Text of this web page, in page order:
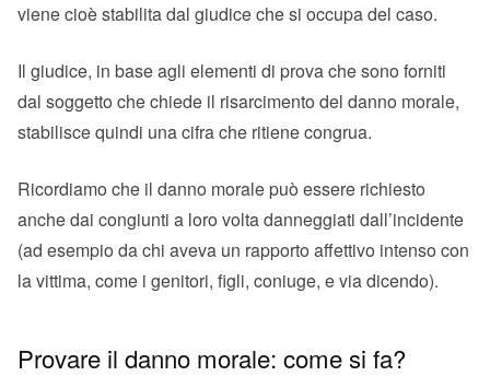
viene cioè stabilita dal giudice che si occupa del caso.
Il giudice, in base agli elementi di prova che sono forniti
dal soggetto che chiede il risarcimento del danno morale,
stabilisce quindi una cifra che ritiene congrua.
Ricordiamo che il danno morale può essere richiesto
anche dai congiunti a loro volta danneggiati dall’incidente
(ad esempio da chi aveva un rapporto affettivo intenso con
la vittima, come i genitori, figli, coniuge, e via dicendo).
Provare il danno morale: come si fa?